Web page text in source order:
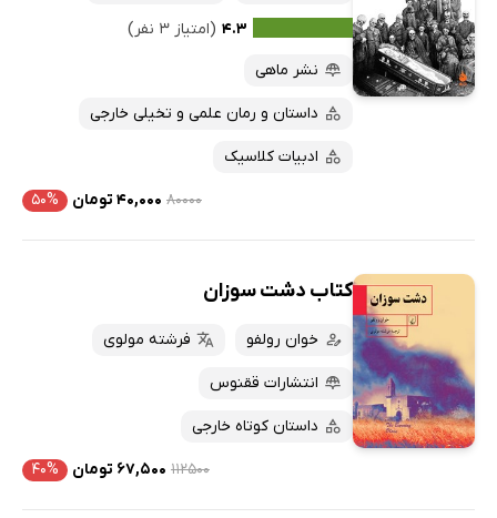
۴.۳ (امتیاز ۳ نفر)
نشر ماهی
داستان و رمان علمی و تخیلی خارجی
ادبیات کلاسیک
۸۰۰۰۰ ۴۰,۰۰۰ تومان ۵۰%
کتاب دشت سوزان
خوان رولفو فرشته مولوی
انتشارات ققنوس
داستان کوتاه خارجی
۱۱۲۵۰۰ ۶۷,۵۰۰ تومان ۴۰%